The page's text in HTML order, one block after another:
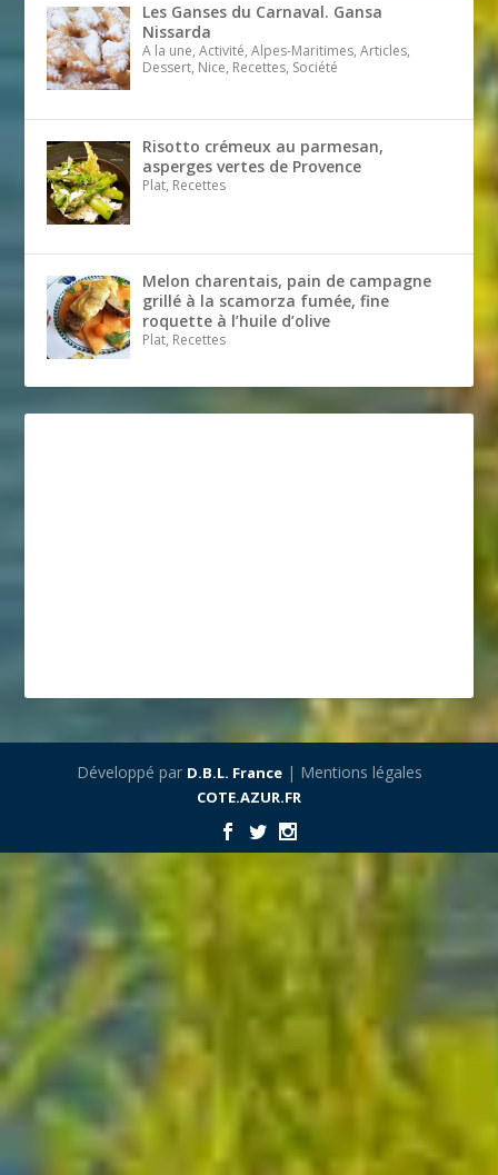
Les Ganses du Carnaval. Gansa
Nissarda
A la une, Activité, Alpes-Maritimes, Articles,
Dessert, Nice, Recettes, Société
Risotto crémeux au parmesan,
asperges vertes de Provence
Plat, Recettes
Melon charentais, pain de campagne
grillé à la scamorza fumée, fine
roquette à l’huile d’olive
Plat, Recettes
Développé par D.B.L. France| Mentions légales
COTE.AZUR.FR